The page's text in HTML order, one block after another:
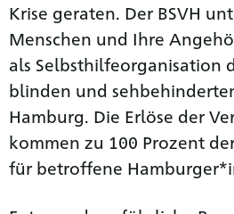
Krise geraten. Der BSVH
Menschen und Ihre
als Selbsthilfeorganisation
blinden und
Hamburg. Die Erlöse der
kommen zu 100 Prozent
für betroffene